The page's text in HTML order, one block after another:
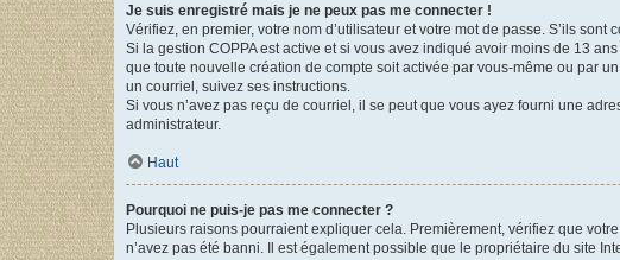
Je suis enregistré mais je ne peux pas me connecter !
Vérifiez, en premier, votre nom d’utilisateur et votre mot de passe. S’ils sont
Si la gestion COPPA est active et si vous avez indiqué avoir moins de 13
que toute nouvelle création de compte soit activée par vous-même ou par
un courriel, suivez ses instructions.
Si vous n’avez pas reçu de courriel, il se peut que vous ayez fourni une
administrateur.
Haut
Pourquoi ne puis-je pas me connecter ?
Plusieurs raisons pourraient expliquer cela. Premièrement, vérifiez que
n’avez pas été banni. Il est également possible que le propriétaire du site